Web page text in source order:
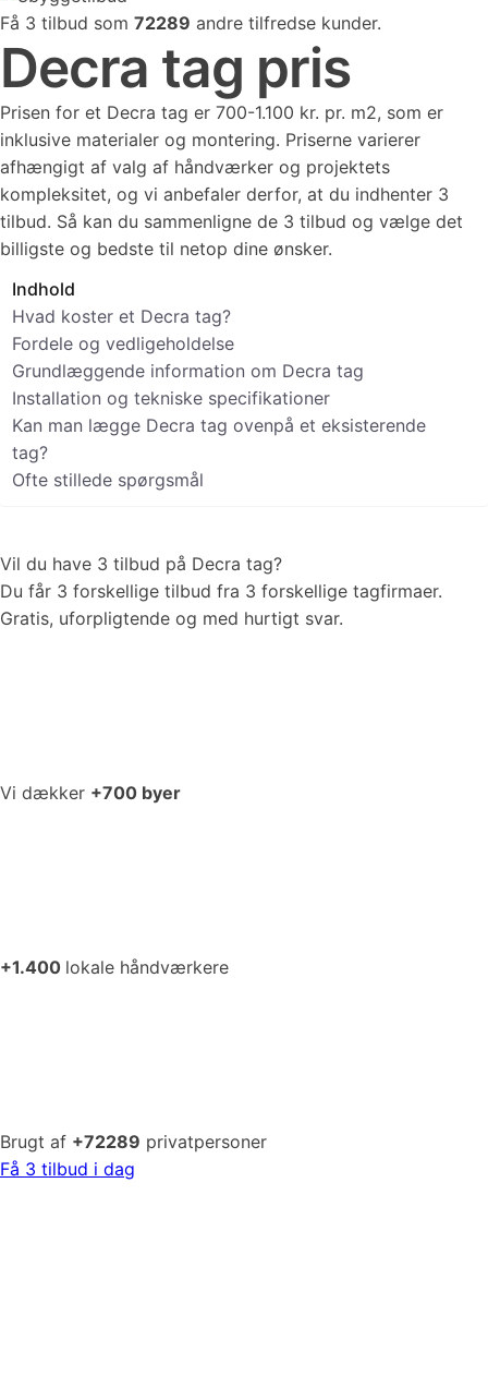
Få 3 tilbud som 72289 andre tilfredse kunder.
Decra tag pris
Prisen for et Decra tag er 700-1.100 kr. pr. m2, som er
inklusive materialer og montering. Priserne varierer
afhængigt af valg af håndværker og projektets
kompleksitet, og vi anbefaler derfor, at du indhenter 3
tilbud. Så kan du sammenligne de 3 tilbud og vælge det
billigste og bedste til netop dine ønsker.
Indhold
Hvad koster et Decra tag?
Fordele og vedligeholdelse
Grundlæggende information om Decra tag
Installation og tekniske specifikationer
Kan man lægge Decra tag ovenpå et eksisterende
tag?
Ofte stillede spørgsmål
Vil du have 3 tilbud på Decra tag?
Du får 3 forskellige tilbud fra 3 forskellige tagfirmaer.
Gratis, uforpligtende og med hurtigt svar.
Vi dækker +700 byer
+1.400 lokale håndværkere
Brugt af +72289 privatpersoner
Få 3 tilbud i dag